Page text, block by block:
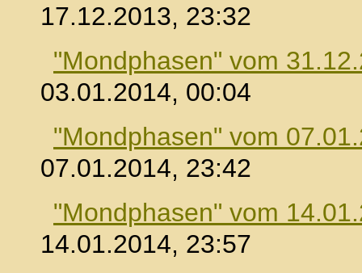
17.12.2013, 23:32
"Mondphasen" vom
03.01.2014, 00:04
"Mondphasen" vom
07.01.2014, 23:42
"Mondphasen" vom
14.01.2014, 23:57